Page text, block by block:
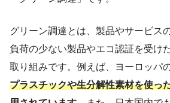
グリーン調達とは、製品やサービス
負荷の少ない製品やエコ認証を受け
取り組みです。例えば、ヨーロッパ
プラスチックや生分解性素材を使っ